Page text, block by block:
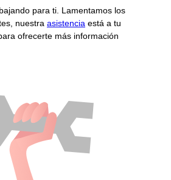
para ti. Lamentamos los
nuestra asistencia está a tu
ofrecerte más información